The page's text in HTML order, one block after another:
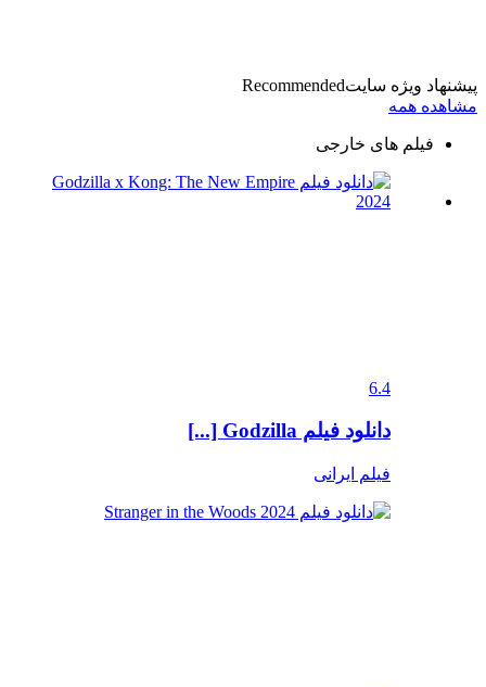
پیشنهاد ویژه سایتRecommended
مشاهده همه
فیلم های خارجی
6.4
دانلود فیلم Godzilla [...]
فیلم ایرانی